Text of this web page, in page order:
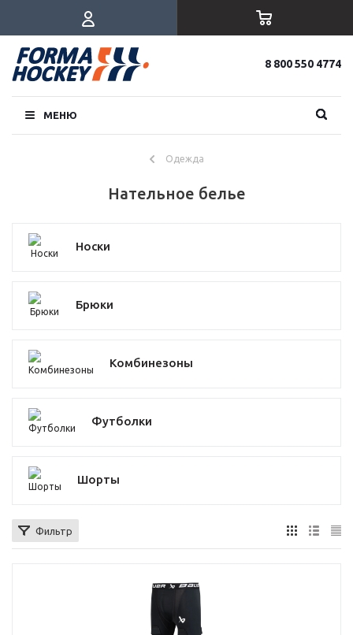
8 800 550 4774
МЕНЮ
Одежда
Нательное белье
Носки
Брюки
Комбинезоны
Футболки
Шорты
Фильтр